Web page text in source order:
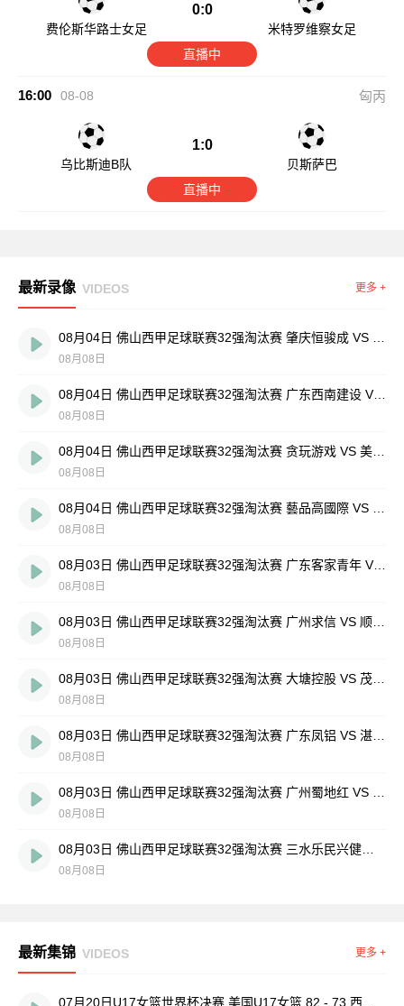
费伦斯华路士女足
0:0
米特罗维察女足
直播中
16:00 08-08 匈丙
乌比斯迪B队
1:0
贝斯萨巴
直播中
最新录像 VIDEOS 更多 +
08月08日
08月04日 佛山西甲足球联赛32强淘汰赛 广东西南建设 VS 香港圣徒 全场录像
08月08日
08月08日
08月08日
08月03日 佛山西甲足球联赛32强淘汰赛 广东客家青年 VS 广州英华思力U17 全场录像
08月08日
08月08日
08月08日
08月08日
08月08日
08月08日
最新集锦 VIDEOS 更多 +